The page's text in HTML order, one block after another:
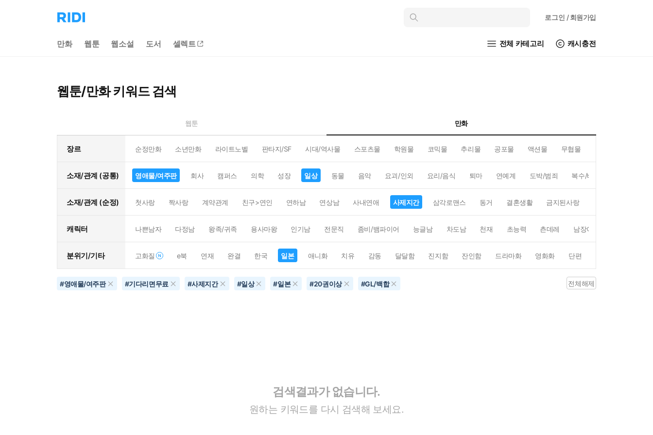
리
디
으
인
로그인 / 회원가입
만화 웹툰 웹소설 도서 셀렉트 전체 카테고리 캐시충전
웹툰/만화 키워드 검색
웹툰 만화
장르 순정만화 소년만화 라이트노벨 판타지/SF 시대/역사물 스포츠물 학원물 코믹물 추리물 공포물 액션물 무협물
소재/관계 (공통) 영애물/여주판 회사 캠퍼스 의학 성장 일상 동물 음악 요괴/인외 요리/음식 퇴마 연예계 도박/범죄 복수/배신
소재/관계 (순정) 첫사랑 짝사랑 계약관계 친구>연인 연하남 연상남 사내연애 사제지간 삼각로맨스 동거 결혼생활 금지된사랑
캐릭터 나쁜남자 다정남 왕족/귀족 용사마왕 인기남 전문직 좀비/뱀파이어 능글남 차도남 천재 초능력 츤데레 남장여자
분위기/기타 고화질 e북 연재 완결 한국 일본 애니화 치유 감동 달달함 진지함 잔인함 드라마화 영화화 단편
#영애물/여주판 #기다리면무료 #사제지간 #일상 #일본 #20권이상 #GL/백합 전체해제
검색결과가 없습니다.
원하는 키워드를 다시 검색해 보세요.